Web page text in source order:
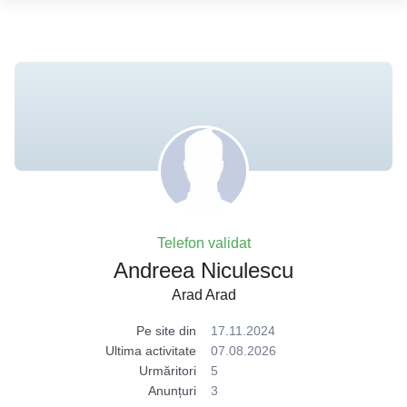
Telefon validat
Andreea Niculescu
Arad Arad
Pe site din
17.11.2024
Ultima activitate
07.08.2026
Urmăritori
5
Anunțuri
3